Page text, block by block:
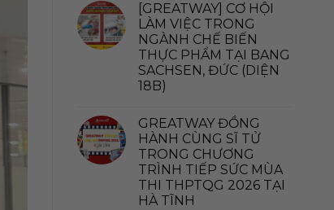
[GREATWAY] CƠ HỘI
LÀM VIỆC TRONG
NGÀNH CHẾ BIẾN
THỰC PHẨM TẠI BANG
SACHSEN, ĐỨC (DIỆN
18B)
GREATWAY ĐỒNG
HÀNH CÙNG SĨ TỬ
TRONG CHƯƠNG
TRÌNH TIẾP SỨC MÙA
THI THPTQG 2026 TẠI
HÀ TĨNH